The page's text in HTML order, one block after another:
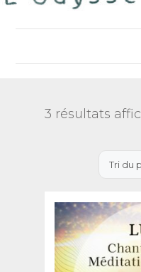
3 résultats